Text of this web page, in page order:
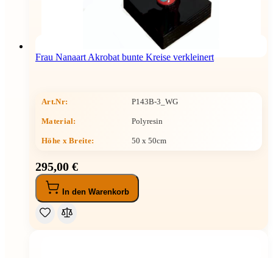
Frau Nanaart Akrobat bunte Kreise verkleinert
Art.Nr: P143B-3_WG
Material: Polyresin
Höhe x Breite: 50 x 50cm
295,00 €
In den Warenkorb